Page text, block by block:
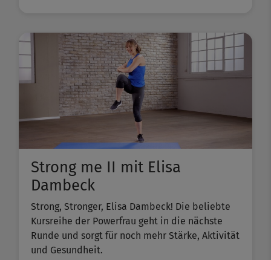
Strong me II mit Elisa
Dambeck
Strong, Stronger, Elisa Dambeck! Die beliebte
Kursreihe der Powerfrau geht in die nächste
Runde und sorgt für noch mehr Stärke, Aktivität
und Gesundheit.